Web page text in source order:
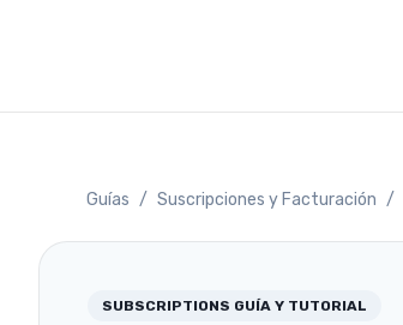
Guías / Suscripciones y Facturación /
SUBSCRIPTIONS GUÍA Y TUTORIAL